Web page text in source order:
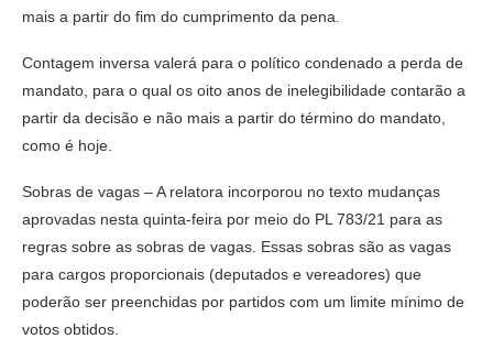
mais a partir do fim do cumprimento da pena.
Contagem inversa valerá para o político condenado a perda de
mandato, para o qual os oito anos de inelegibilidade contarão a
partir da decisão e não mais a partir do término do mandato,
como é hoje.
Sobras de vagas – A relatora incorporou no texto mudanças
aprovadas nesta quinta-feira por meio do PL 783/21 para as
regras sobre as sobras de vagas. Essas sobras são as vagas
para cargos proporcionais (deputados e vereadores) que
poderão ser preenchidas por partidos com um limite mínimo de
votos obtidos.